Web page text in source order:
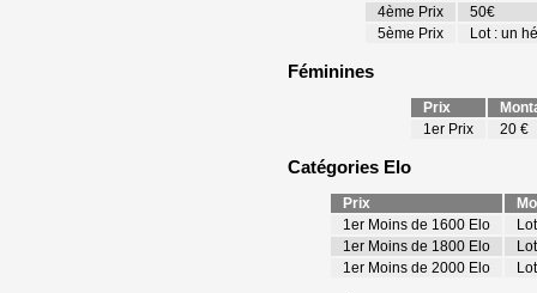
4ème Prix
50€
5ème Prix
Lot : un
Féminines
Prix
1er Prix
20 €
Catégories Elo
Prix
1er Moins de 1600 Elo
1er Moins de 1800 Elo
1er Moins de 2000 Elo